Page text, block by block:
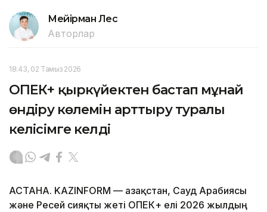
Мейірман Лес
Авторлар
18:43, 02 Тамыз 2026
ОПЕК+ қыркүйектен бастап мұнай
өндіру көлемін арттыру туралы
келісімге келді
АСТАНА. KAZINFORM — Қазақстан, Сауд Арабиясы
және Ресей сияқты жеті ОПЕК+ елі 2026 жылдың